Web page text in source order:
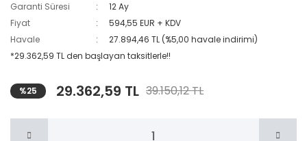
Garanti Süresi
12 Ay
Fiyat
594,55 EUR + KDV
Havale
27.894,46 TL (%5,00 havale indirimi)
*29.362,59 TL den başlayan taksitlerle!!
%25 29.362,59 TL 39.150,12 TL